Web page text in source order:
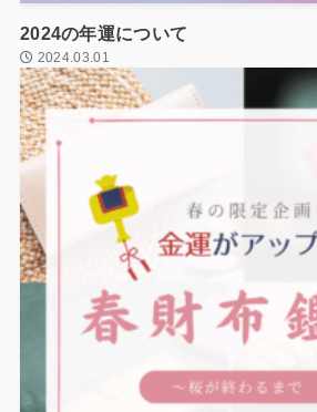
2024の年運について
2024.03.01